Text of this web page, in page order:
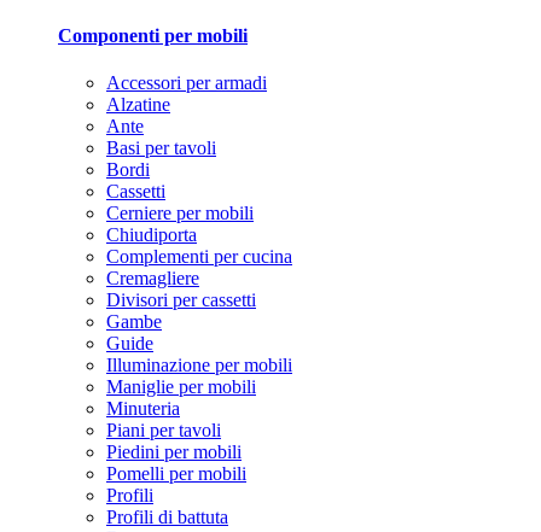
Componenti per mobili
Accessori per armadi
Alzatine
Ante
Basi per tavoli
Bordi
Cassetti
Cerniere per mobili
Chiudiporta
Complementi per cucina
Cremagliere
Divisori per cassetti
Gambe
Guide
Illuminazione per mobili
Maniglie per mobili
Minuteria
Piani per tavoli
Piedini per mobili
Pomelli per mobili
Profili
Profili di battuta